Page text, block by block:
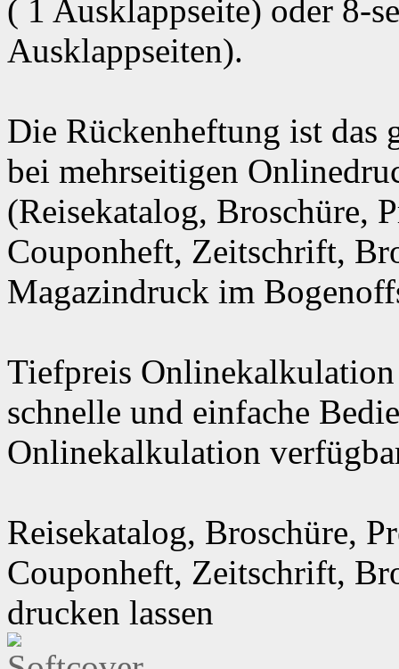
( 1 Ausklappseite) oder 8-
Ausklappseiten).
Die Rückenheftung ist das
bei mehrseitigen
(Reisekatalog, Broschüre,
Couponheft, Zeitschrift,
Magazindruck im
Tiefpreis
schnelle und einfache
Onlinekalkulation
Reisekatalog, Broschüre,
Couponheft, Zeitschrift,
drucken lassen